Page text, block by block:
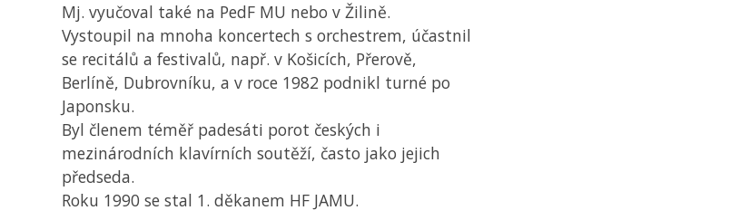
Mj. vyučoval také na PedF MU nebo v Žilině.
Vystoupil na mnoha koncertech s orchestrem, účastnil
se recitálů a festivalů, např. v Košicích, Přerově,
Berlíně, Dubrovníku, a v roce 1982 podnikl turné po
Japonsku.
Byl členem téměř padesáti porot českých i
mezinárodních klavírních soutěží, často jako jejich
předseda.
Roku 1990 se stal 1. děkanem HF JAMU.